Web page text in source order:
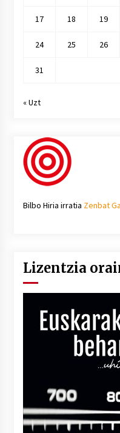
17 18 19
24 25 26
31
« Uzt
Bilbo Hiria irratia Zenbat
Lizentzia